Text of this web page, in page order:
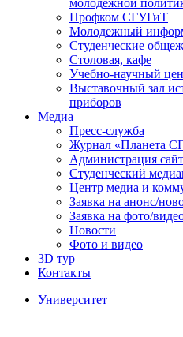
молодежной
Профком СГУГиТ
Молодежный
Студенческие
Столовая, кафе
Учебно-научный
Выставочный зал
приборов
Медиа
Пресс-служба
Журнал «Планета
Администрация
Студенческий
Центр медиа и
Заявка на анонс/
Заявка на фото/
Новости
Фото и видео
3D тур
Контакты
Университет